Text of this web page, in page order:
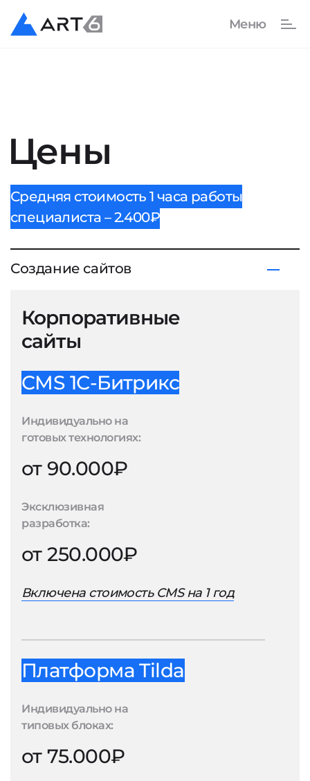
Цены
Средняя стоимость 1 часа работы
специалиста – 2.400₽
Создание сайтов
Корпоративные
сайты
CMS 1С-Битрикс
Индивидуально на
готовых технологиях:
от 90.000₽
Эксклюзивная
разработка:
от 250.000₽
Включена стоимость CMS на 1 год
Платформа Tilda
Индивидуально на
типовых блоках:
от 75.000₽